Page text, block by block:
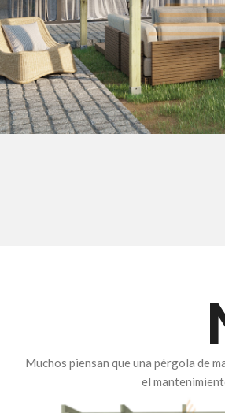
Muchos piensan que una pérgola de
el